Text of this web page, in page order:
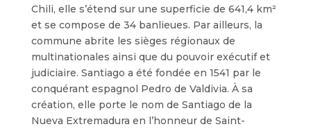
Chili, elle s’étend sur une superficie de 641,4 km²
et se compose de 34 banlieues. Par ailleurs, la
commune abrite les sièges régionaux de
multinationales ainsi que du pouvoir exécutif et
judiciaire. Santiago a été fondée en 1541 par le
conquérant espagnol Pedro de Valdivia. À sa
création, elle porte le nom de Santiago de la
Nueva Extremadura en l’honneur de Saint-